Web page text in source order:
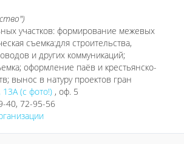
участков: формирование межевых
съемка:для строительства,
и других коммуникаций;
оформление паёв и крестьянско-
вынос в натуру проектов гран
13А (с фото!) , оф. 5
40, 72-95-56